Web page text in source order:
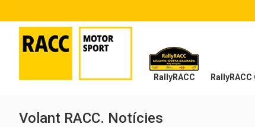
RallyRACC
Volant RACC. Notícies